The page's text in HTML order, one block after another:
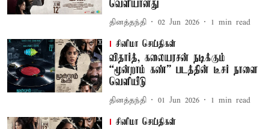
வெளியானது
தினத்தந்தி 02 Jun 2026 1 min read
சினிமா செய்திகள்
விதார்த், கலையரசன் நடிக்கும்
“மூன்றாம் கண்” படத்தின் டீசர் நாளை
வெளியீடு
தினத்தந்தி 01 Jun 2026 1 min read
சினிமா செய்திகள்